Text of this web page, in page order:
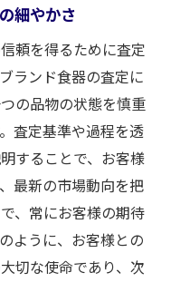
細やかさ
頼を得るために査定
ランド食器の査定に
の品物の状態を慎重
査定基準や過程を透
することで、お客様
最新の市場動向を把
、常にお客様の期待
ように、お客様との
切な使命であり、次